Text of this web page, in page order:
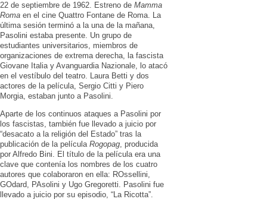
22 de septiembre de 1962. Estreno de Mamma
Roma en el cine Quattro Fontane de Roma. La
última sesión terminó a la una de la mañana,
Pasolini estaba presente. Un grupo de
estudiantes universitarios, miembros de
organizaciones de extrema derecha, la fascista
Giovane Italia y Avanguardia Nazionale, lo atacó
en el vestíbulo del teatro. Laura Betti y dos
actores de la película, Sergio Citti y Piero
Morgia, estaban junto a Pasolini.
Aparte de los continuos ataques a Pasolini por
los fascistas, también fue llevado a juicio por
“desacato a la religión del Estado” tras la
publicación de la película Rogopag, producida
por Alfredo Bini. El título de la película era una
clave que contenía los nombres de los cuatro
autores que colaboraron en ella: ROssellini,
GOdard, PAsolini y Ugo Gregoretti. Pasolini fue
llevado a juicio por su episodio, “La Ricotta”.